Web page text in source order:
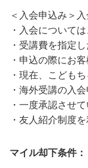
＜入会申込み＞
・入会について
・受講費を指定
・申込の際にお
・現在、こども
・海外受講の入
・一度承認させ
・友人紹介制度
マイル却下条件：